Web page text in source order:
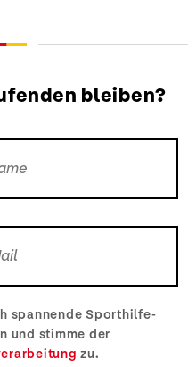
bleiben?
spannende Sporthilfe-
und stimme der
zu.